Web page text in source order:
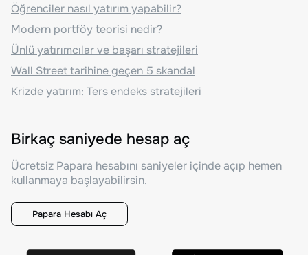
Öğrenciler nasıl yatırım yapabilir?
Modern portföy teorisi nedir?
Ünlü yatırımcılar ve başarı stratejileri
Wall Street tarihine geçen 5 skandal
Krizde yatırım: Ters endeks stratejileri
Birkaç saniyede hesap aç
Ücretsiz Papara hesabını saniyeler içinde açıp hemen
kullanmaya başlayabilirsin.
Papara Hesabı Aç